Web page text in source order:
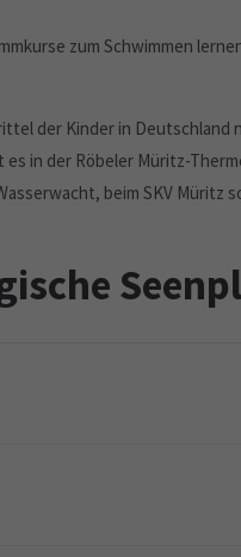
zum Schwimmen
der Kinder in Deutschland
in der Röbeler Müritz-
beim SKV